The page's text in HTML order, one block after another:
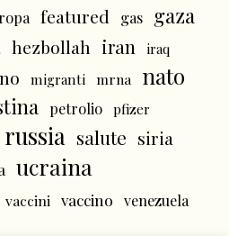
featured gas gaza
hezbollah iran iraq
migranti mrna nato
petrolio pfizer
russia salute siria
ucraina
vaccini vaccino venezuela